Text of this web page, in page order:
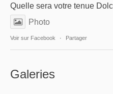
Quelle sera votre tenue
Photo
Voir sur Facebook · Partager
Galeries